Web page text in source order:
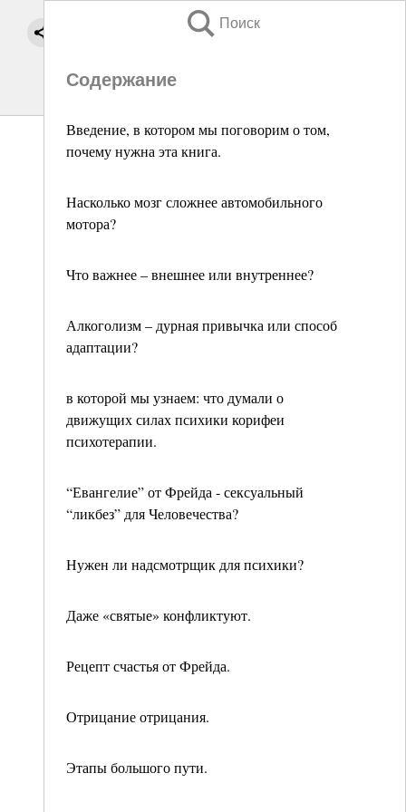
Поиск
Содержание
Введение, в котором мы поговорим о том,
почему нужна эта книга.
Насколько мозг сложнее автомобильного
мотора?
Что важнее – внешнее или внутреннее?
Алкоголизм – дурная привычка или способ
адаптации?
в которой мы узнаем: что думали о
движущих силах психики корифеи
психотерапии.
“Евангелие” от Фрейда - сексуальный
“ликбез” для Человечества?
Нужен ли надсмотрщик для психики?
Даже «святые» конфликтуют.
Рецепт счастья от Фрейда.
Отрицание отрицания.
Этапы большого пути.